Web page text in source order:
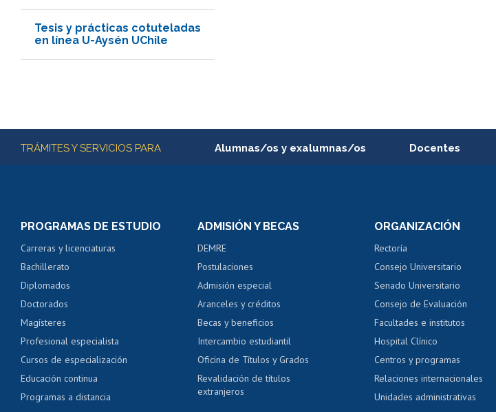
Tesis y prácticas cotuteladas
en línea U-Aysén UChile
Más información
TRÁMITES Y SERVICIOS PARA Alumnas/os y exalumnas/os
Servicio médico y dental
Pago de arancel y crédito alumnos
Pago de arancel y crédito exalumnos
Certificado de títulos y grados
Docentes
Perfeccionamiento
Evaluación docente
Calificación académica
Postulación al AUCAI
Mi Uchile Ayuda tecnológica Tarjeta TUI
PROGRAMAS DE ESTUDIO
Carreras y licenciaturas
Bachillerato
Diplomados
Doctorados
Magísteres
Profesional especialista
Cursos de especialización
Educación continua
Programas a distancia
ADMISIÓN Y BECAS
DEMRE
Postulaciones
Admisión especial
Aranceles y créditos
Becas y beneficios
Intercambio estudiantil
Oficina de Títulos y Grados
Revalidación de títulos
extranjeros
ORGANIZACIÓN
Rectoría
Consejo Universitario
Senado Universitario
Consejo de Evaluación
Facultades e institutos
Hospital Clínico
Centros y programas
Relaciones internacionales
Unidades administrativas